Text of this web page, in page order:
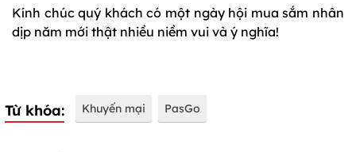
Kính chúc quý khách có một ngày hội mua sắm nhân
dịp năm mới thật nhiều niềm vui và ý nghĩa!
Từ khóa: Khuyến mại PasGo